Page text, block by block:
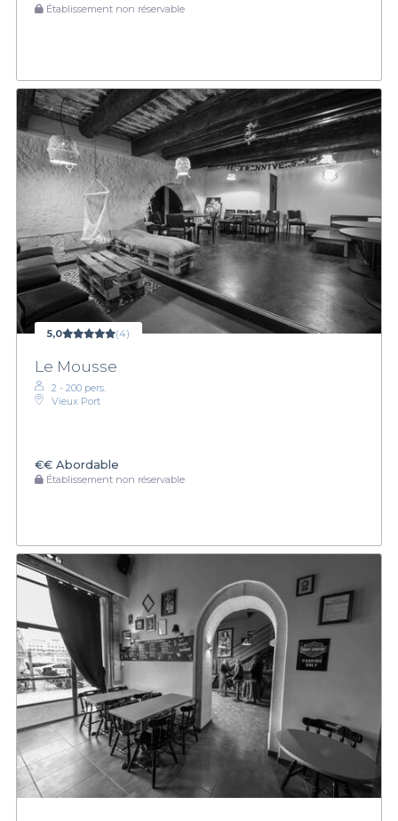
Établissement non réservable
5,0 (4)
Le Mousse
2 - 200 pers.
Vieux Port
€€ Abordable
Établissement non réservable